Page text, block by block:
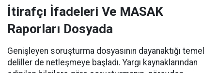
İtirafçı İfadeleri Ve MASAK
Raporları Dosyada
Genişleyen soruşturma dosyasının dayanaktığı temel
deliller de netleşmeye başladı. Yargı kaynaklarından